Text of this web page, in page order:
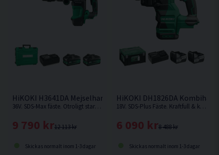
HiKOKI H3641DA Mejselhammare 36V (2x4,0Ah)
36V. SDS-Max fäste. Otroligt stark batteridriven mejselhammare från HiKOKI som kan jämnföras med en nätdriven. Levererar hela 10,0 Joule.
12 113 kr
9 790 kr
Skickas normalt inom 1-3 dagar
HiKOKI DH1826DA
18V. SDS-Plus Fäste. Kraftfull & kolborstfri kombihammare med hög effekt och borr-/mejslingshastighet.
8 488 kr
6 090 kr
Skickas normalt inom 1-3 dagar